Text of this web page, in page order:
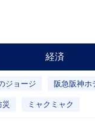
経済
ジョージ 阪急阪神ホ
災 ミャクミャク